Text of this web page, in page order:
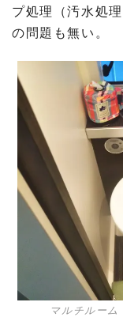
プ処理（汚水処
の問題も無い。
マルチルー